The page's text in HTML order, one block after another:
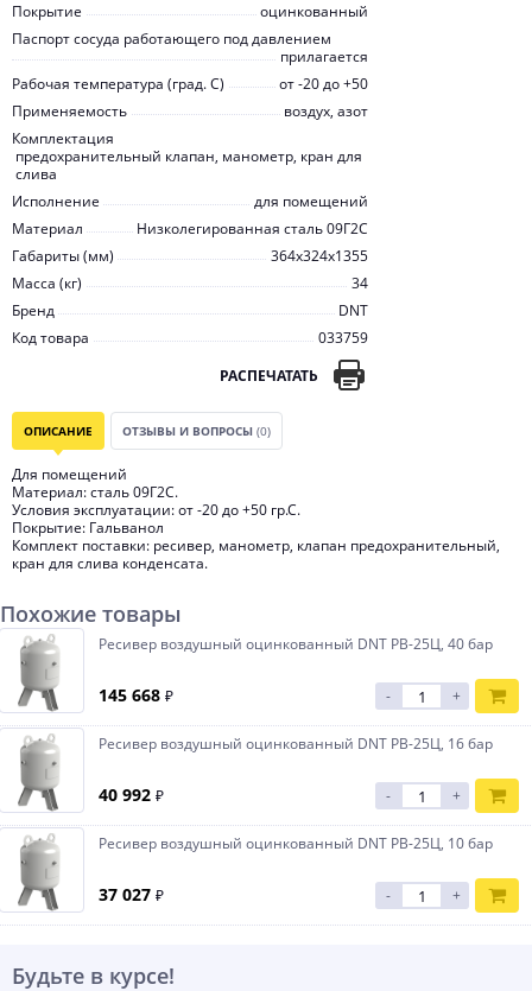
Покрытие
оцинкованный
Паспорт сосуда работающего под давлением
прилагается
Рабочая температура (град. C)
от -20 до +50
Применяемость
воздух, азот
Комплектация
предохранительный клапан, манометр, кран для
слива
Исполнение
для помещений
Материал
Низколегированная сталь 09Г2С
Габариты (мм)
364х324х1355
Масса (кг)
34
Бренд
DNT
Код товара
033759
РАСПЕЧАТАТЬ
ОПИСАНИЕ ОТЗЫВЫ И ВОПРОСЫ (0)
Для помещений
Материал: сталь 09Г2С.
Условия эксплуатации: от -20 до +50 гр.С.
Покрытие: Гальванол
Комплект поставки: ресивер, манометр, клапан предохранительный,
кран для слива конденсата.
Похожие товары
Ресивер воздушный оцинкованный DNT РВ-25Ц, 40 бар
145 668 ₽ - +
Ресивер воздушный оцинкованный DNT РВ-25Ц, 16 бар
40 992 ₽ - +
Ресивер воздушный оцинкованный DNT РВ-25Ц, 10 бар
37 027 ₽ - +
Будьте в курсе!